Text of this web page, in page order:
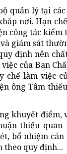
quản lý tại
nơi. Hạn
công tác kiểm
giám sát
định nên
của Ban
làm việc
ông Tâm
khuyết điểm,
thiếu
bổ nhiệm
theo quy định...